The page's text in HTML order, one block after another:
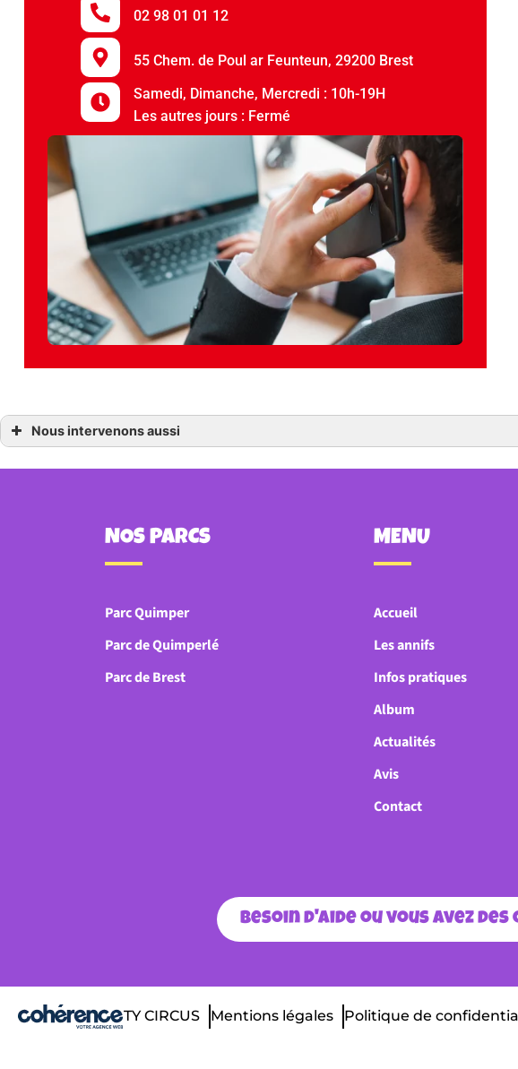
02 98 01 01 12
55 Chem. de Poul ar Feunteun, 29200 Brest
Samedi, Dimanche, Mercredi : 10h-19H
Les autres jours : Fermé
Nous intervenons aussi
NOS PARCS
Parc Quimper
Parc de Quimperlé
Parc de Brest
MENU
Accueil
Les annifs
Infos pratiques
Album
Actualités
Avis
Contact
Besoin d'aide ou vous avez
TY CIRCUS Mentions légales Politique de